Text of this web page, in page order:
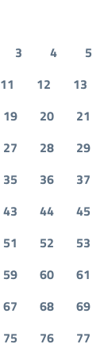
3 4 5
11 12 13
19 20 21
27 28 29
35 36 37
43 44 45
51 52 53
59 60 61
67 68 69
75 76 77